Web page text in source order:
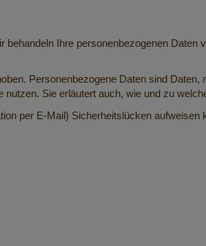
Ihre personenbezogenen Daten
Personenbezogene Daten sind
Sie erläutert auch, wie und zu
per E-Mail) Sicherheitslücken